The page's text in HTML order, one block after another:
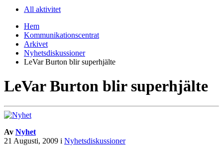
All aktivitet
Hem
Kommunikationscentrat
Arkivet
Nyhetsdiskussioner
LeVar Burton blir superhjälte
LeVar Burton blir superhjälte
Av Nyhet
21 Augusti, 2009 i Nyhetsdiskussioner